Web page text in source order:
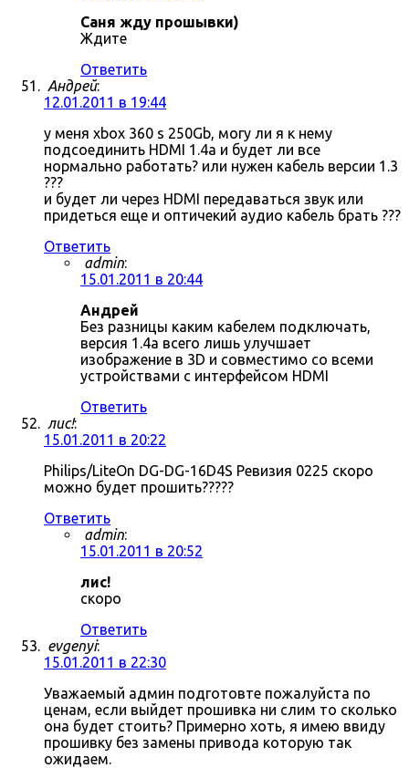
Саня жду прошывки)
Ждите
Ответить
Андрей:
12.01.2011 в 19:44
у меня xbox 360 s 250Gb, могу ли я к нему
подсоединить HDMI 1.4a и будет ли все
нормально работать? или нужен кабель версии 1.3
???
и будет ли через HDMI передаваться звук или
придеться еще и оптичекий аудио кабель брать ???
Ответить
admin:
15.01.2011 в 20:44
Андрей
Без разницы каким кабелем подключать,
версия 1.4a всего лишь улучшает
изображение в 3D и совместимо со всеми
устройствами с интерфейсом HDMI
Ответить
лис!:
15.01.2011 в 20:22
Philips/LiteOn DG-DG-16D4S Ревизия 0225 скоро
можно будет прошить?????
Ответить
admin:
15.01.2011 в 20:52
лис!
скоро
Ответить
evgenyi:
15.01.2011 в 22:30
Уважаемый админ подготовте пожалуйста по
ценам, если выйдет прошивка ни слим то сколько
она будет стоить? Примерно хоть, я имею ввиду
прошивку без замены привода которую так
ожидаем.